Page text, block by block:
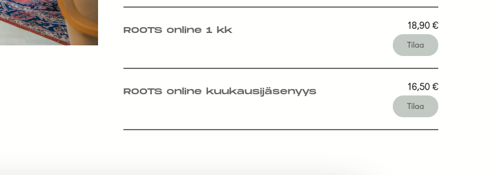
ROOTS online 1 kk 18,90 €
Tilaa
ROOTS online kuukausijäsenyys 16,50 €
Tilaa